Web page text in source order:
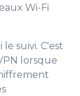
Wi-Fi
suivi. C'est
lorsque